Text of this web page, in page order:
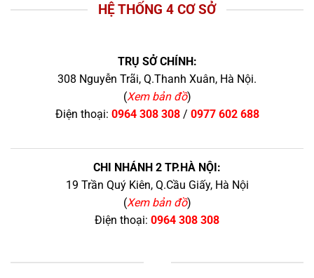
HỆ THỐNG 4 CƠ SỞ
TRỤ SỞ CHÍNH:
308 Nguyễn Trãi, Q.Thanh Xuân, Hà Nội.
(Xem bản đồ)
Điện thoại: 0964 308 308/ 0977 602 688
CHI NHÁNH 2 TP.HÀ NỘI:
19 Trần Quý Kiên, Q.Cầu Giấy, Hà Nội
(Xem bản đồ)
Điện thoại: 0964 308 308